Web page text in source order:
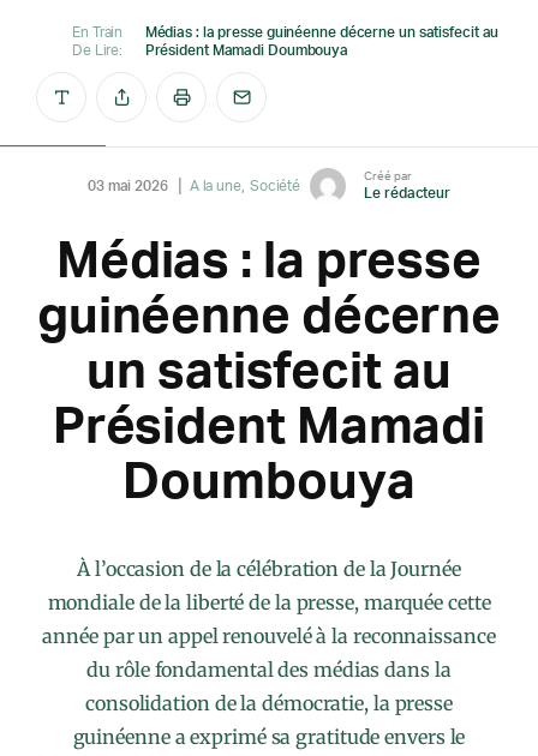
En Train
De Lire:
Médias : la presse guinéenne décerne un satisfecit au
Président Mamadi Doumbouya
03 mai 2026 A la une Société
Créé par
Le rédacteur
Médias : la presse
guinéenne décerne
un satisfecit au
Président Mamadi
Doumbouya
À l’occasion de la célébration de la Journée
mondiale de la liberté de la presse, marquée cette
année par un appel renouvelé à la reconnaissance
du rôle fondamental des médias dans la
consolidation de la démocratie, la presse
guinéenne a exprimé sa gratitude envers le